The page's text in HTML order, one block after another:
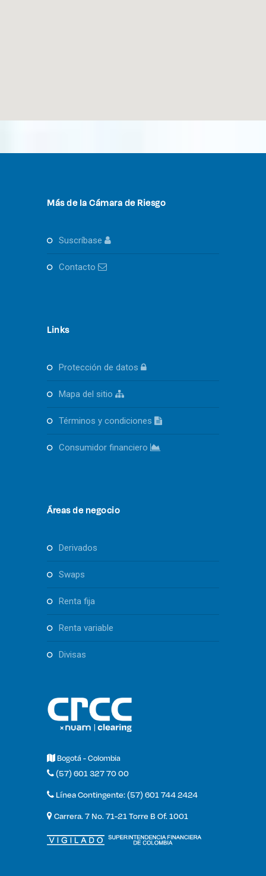
Más de la Cámara de Riesgo
suscríbase
contacto
Links
protección de datos
mapa del sitio
términos y condiciones
consumidor financiero
Áreas de negocio
derivados
swaps
renta fija
renta variable
divisas
Bogotá - Colombia
(57) 601 327 70 00
Línea Contingente: (57) 601 744 2424
Carrera. 7 No. 71-21 Torre B Of. 1001